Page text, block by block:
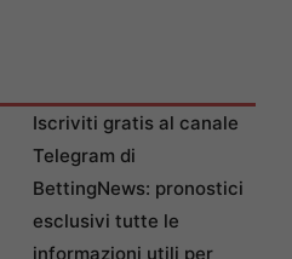
Iscriviti gratis al canale
Telegram di
BettingNews: pronostici
esclusivi tutte le
informazioni utili per